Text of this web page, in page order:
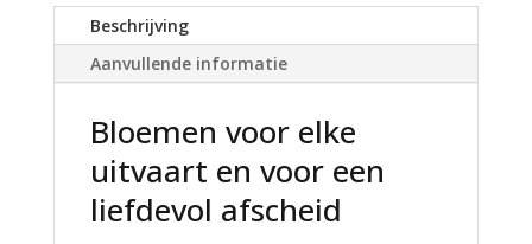
i
v
Beschrijving
Aanvullende informatie
Bloemen voor elke
uitvaart en voor een
liefdevol afscheid